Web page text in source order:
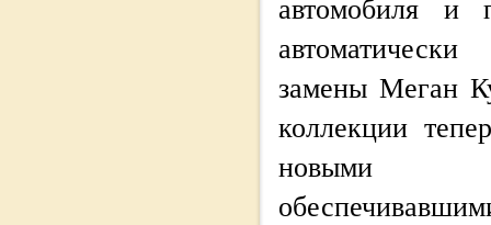
автомобиля и
замены Меган
коллекции
новыми